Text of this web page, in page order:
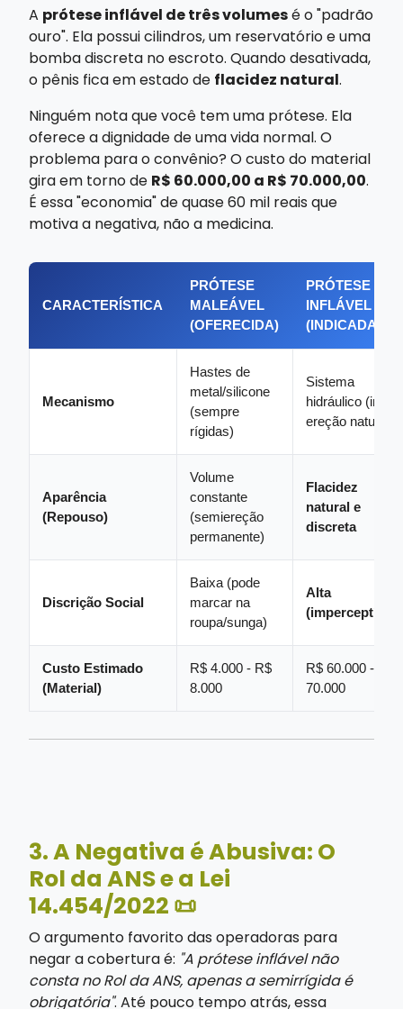
A prótese inflável de três volumesé o "padrão
ouro". Ela possui cilindros, um reservatório e uma
bomba discreta no escroto. Quando desativada,
o pênis fica em estado de flacidez natural.
Ninguém nota que você tem uma prótese. Ela
oferece a dignidade de uma vida normal. O
problema para o convênio? O custo do material
gira em torno de R$ 60.000,00 a R$ 70.000,00.
É essa "economia" de quase 60 mil reais que
motiva a negativa, não a medicina.
CARACTERÍSTICA
PRÓTESE
MALEÁVEL
(OFERECIDA)
PRÓTESE
INFLÁVEL
(INDICADA)
Mecanismo
Hastes de
metal/silicone
(sempre
rígidas)
Sistema
hidráulico (imita
ereção natural)
Aparência
(Repouso)
Volume
constante
(semiereção
permanente)
Flacidez
natural e
discreta
Discrição Social
Baixa (pode
marcar na
roupa/sunga)
Alta
(imperceptível)
Custo Estimado
(Material)
R$ 4.000 - R$
8.000
R$ 60.000 - R$
70.000
3. A Negativa é Abusiva: O
Rol da ANS e a Lei
14.454/2022 📜
O argumento favorito das operadoras para
negar a cobertura é: "A prótese inflável não
consta no Rol da ANS, apenas a semirrígida é
obrigatória". Até pouco tempo atrás, essa